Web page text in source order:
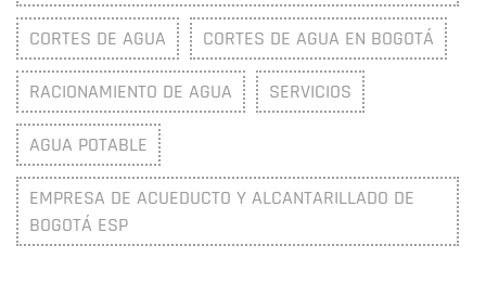
CORTES DE AGUA CORTES DE AGUA EN BOGOTÁ
RACIONAMIENTO DE AGUA SERVICIOS
AGUA POTABLE
EMPRESA DE ACUEDUCTO Y ALCANTARILLADO DE
BOGOTÁ ESP